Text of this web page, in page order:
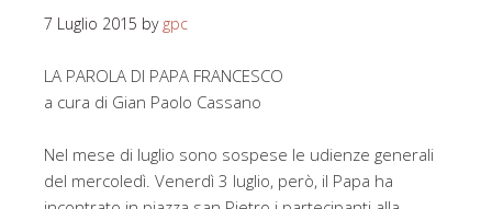
7 Luglio 2015 by gpc
LA PAROLA DI PAPA FRANCESCO
a cura di Gian Paolo Cassano
Nel mese di luglio sono sospese le udienze generali
del mercoledì. Venerdì 3 luglio, però, il Papa ha